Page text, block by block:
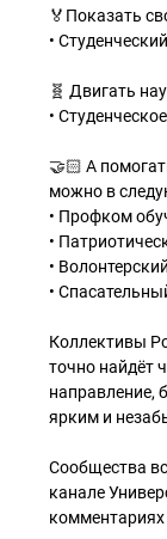
🏅Показать
•
🧬 Двигать
•
🤝🏻 А
можно в
• Профком
•
•
•
Коллективы
точно найдёт
направление,
ярким и
Сообщества
канале
комментариях